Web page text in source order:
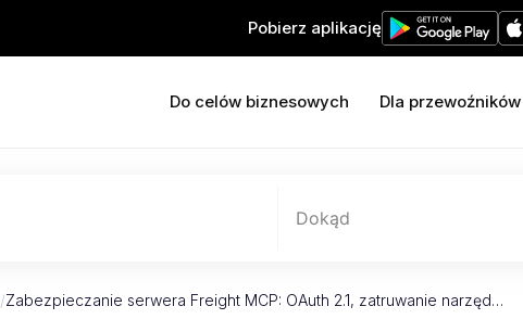
Pobierz aplikację
Do celów biznesowych Dla przewoźników
Dokąd
/Zabezpieczanie serwera Freight MCP: OAuth 2.1, zatruwanie narzęd…